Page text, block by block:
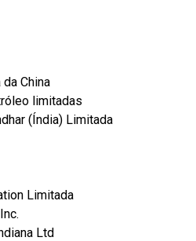
China
limitadas
(Índia) Limitada
Limitada
Ltd